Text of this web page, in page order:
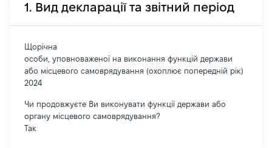
1. Вид декларації та звітний період
Щорічна
особи, уповноваженої на виконання функцій держави
або місцевого самоврядування (охоплює попередній рік)
2024
Чи продовжуєте Ви виконувати функції держави або
органу місцевого самоврядування?
Так